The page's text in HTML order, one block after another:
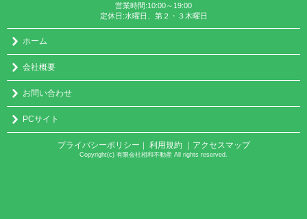
営業時間:10:00～19:00
定休日:水曜日、第２・３木曜日
ホーム
会社概要
お問い合わせ
PCサイト
プライバシーポリシー ｜ 利用規約 ｜アクセスマップ
Copyright(c) 有限会社相和不動産 All rights reserved.